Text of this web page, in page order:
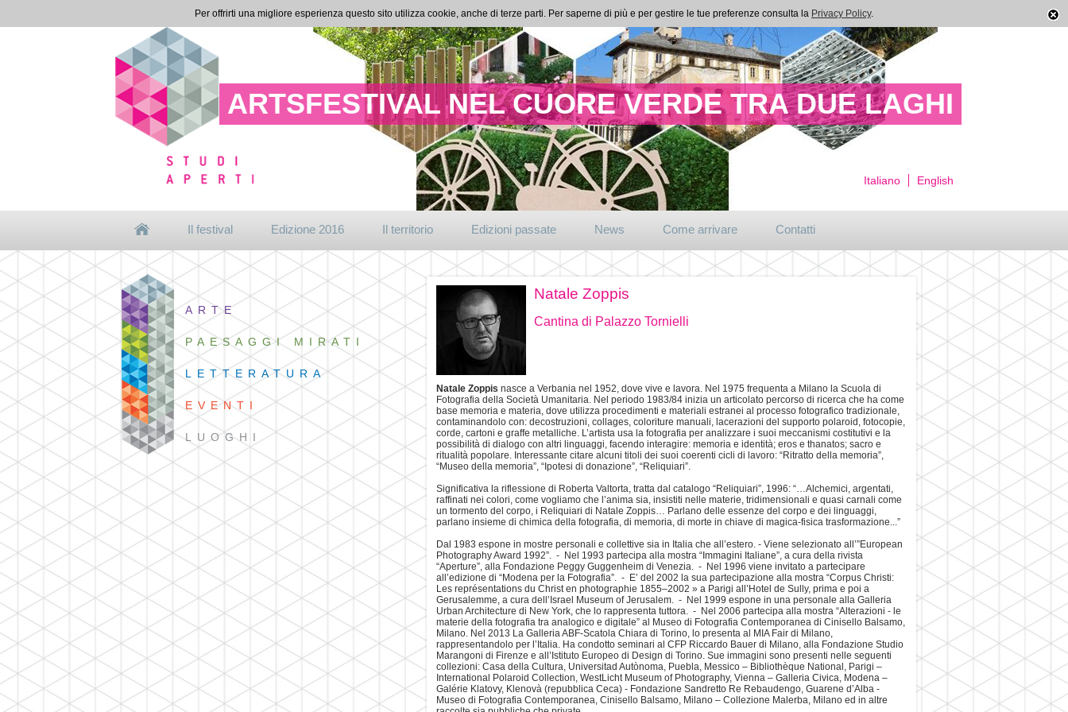
Italiano English
ARTSFESTIVAL NEL CUORE VERDE TRA DUE LAGHI
Il festival Edizione 2016 Il territorio Edizioni passate News Come arrivare Contatti
ARTE
PAESAGGI MIRATI
LETTERATURA
EVENTI
LUOGHI
Natale Zoppis
Cantina di Palazzo Tornielli
Natale Zoppis nasce a Verbania nel 1952, dove vive e lavora. Nel 1975 frequenta a Milano la Scuola di
Fotografia della Società Umanitaria. Nel periodo 1983/84 inizia un articolato percorso di ricerca che ha come
base memoria e materia, dove utilizza procedimenti e materiali estranei al processo fotografico tradizionale,
contaminandolo con: decostruzioni, collages, coloriture manuali, lacerazioni del supporto polaroid, fotocopie,
corde, cartoni e graffe metalliche. L’artista usa la fotografia per analizzare i suoi meccanismi costitutivi e la
possibilità di dialogo con altri linguaggi, facendo interagire: memoria e identità; eros e thanatos; sacro e
ritualità popolare. Interessante citare alcuni titoli dei suoi coerenti cicli di lavoro: “Ritratto della memoria”,
“Museo della memoria”, “Ipotesi di donazione”, “Reliquiari”.
Significativa la riflessione di Roberta Valtorta, tratta dal catalogo “Reliquiari”, 1996: “…Alchemici, argentati,
raffinati nei colori, come vogliamo che l’anima sia, insistiti nelle materie, tridimensionali e quasi carnali come
un tormento del corpo, i Reliquiari di Natale Zoppis… Parlano delle essenze del corpo e dei linguaggi,
parlano insieme di chimica della fotografia, di memoria, di morte in chiave di magica-fisica trasformazione...”
Dal 1983 espone in mostre personali e collettive sia in Italia che all’estero. - Viene selezionato all’”European
Photography Award 1992”. - Nel 1993 partecipa alla mostra “Immagini Italiane”, a cura della rivista
“Aperture”, alla Fondazione Peggy Guggenheim di Venezia. - Nel 1996 viene invitato a partecipare
all’edizione di “Modena per la Fotografia”. - E’ del 2002 la sua partecipazione alla mostra “Corpus Christi:
Les représentations du Christ en photographie 1855–2002 » a Parigi all’Hotel de Sully, prima e poi a
Gerusalemme, a cura dell’Israel Museum of Jerusalem. - Nel 1999 espone in una personale alla Galleria
Urban Architecture di New York, che lo rappresenta tuttora. - Nel 2006 partecipa alla mostra “Alterazioni - le
materie della fotografia tra analogico e digitale” al Museo di Fotografia Contemporanea di Cinisello Balsamo,
Milano. Nel 2013 La Galleria ABF-Scatola Chiara di Torino, lo presenta al MIA Fair di Milano,
rappresentandolo per l’Italia. Ha condotto seminari al CFP Riccardo Bauer di Milano, alla Fondazione Studio
Marangoni di Firenze e all’Istituto Europeo di Design di Torino. Sue immagini sono presenti nelle seguenti
collezioni: Casa della Cultura, Universitad Autònoma, Puebla, Messico – Bibliothèque National, Parigi –
International Polaroid Collection, WestLicht Museum of Photography, Vienna – Galleria Civica, Modena –
Galérie Klatovy, Klenovà (repubblica Ceca) - Fondazione Sandretto Re Rebaudengo, Guarene d’Alba -
Museo di Fotografia Contemporanea, Cinisello Balsamo, Milano – Collezione Malerba, Milano ed in altre
Per offrirti una migliore esperienza questo sito utilizza cookie, anche di terze parti. Per saperne di più e per gestire le tue preferenze consulta la Privacy Policy.